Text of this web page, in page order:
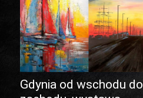
Gdynia od wschodu do